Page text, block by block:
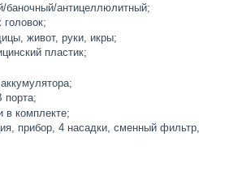
баночный/антицеллюлитный;
живот, руки, икры;
пластик;
порта;
в комплекте;
прибор, 4 насадки, сменный фильтр,